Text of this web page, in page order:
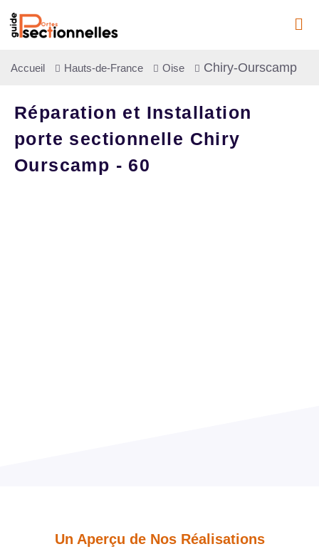
Accueil Hauts-de-France Oise Chiry-Ourscamp
Réparation et Installation
porte sectionnelle Chiry
Ourscamp - 60
Un Aperçu de Nos Réalisations​